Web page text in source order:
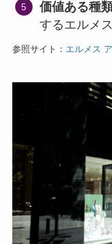
価値ある種
するエルメ
参照サイト： エルメス